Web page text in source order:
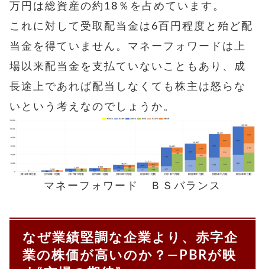
万円は総資産の約18％を占めています。
これに対して受取配当金は6百円程度と殆ど配
当金を得ていません。マネーフォワードは上
場以来配当金を支払ていないこともあり、成
長途上であれば配当しなくても株主は怒らな
いという考えなのでしょうか。
マネーフォワード ＢＳバランス
なぜ業績堅調な企業より、赤字企
業の株価が高いのか？―PBRが映